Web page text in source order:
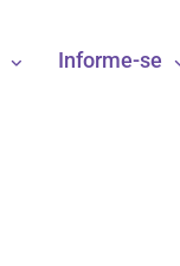
Informe-se